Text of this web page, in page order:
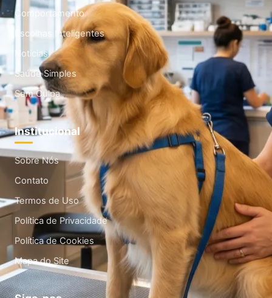
Comportamento
Escolhas Inteligentes
Noticias
Saúde Simples
Sem Culpa
Institucional
Sobre Nós
Contato
Termos de Uso
Política de Privacidade
Política de Cookies
Mapa do Site